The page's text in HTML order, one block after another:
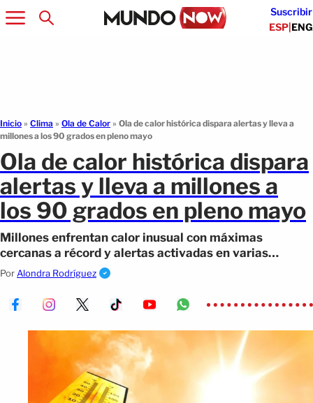
Suscribir
ESP|ENG
Inicio » Clima » Ola de Calor » Ola de calor histórica dispara alertas y lleva a
millones a los 90 grados en pleno mayo
Ola de calor histórica dispara
alertas y lleva a millones a
los 90 grados en pleno mayo
Millones enfrentan calor inusual con máximas
cercanas a récord y alertas activadas en varias
ciudades clave.
Por Alondra Rodríguez